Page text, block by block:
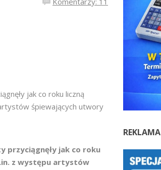
jak co roku liczną
śpiewających utwory
przyciągnęły jak co roku
z występu artystów
REKLAMA